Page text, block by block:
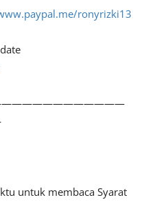
ronyrizki13
untuk membaca Syarat